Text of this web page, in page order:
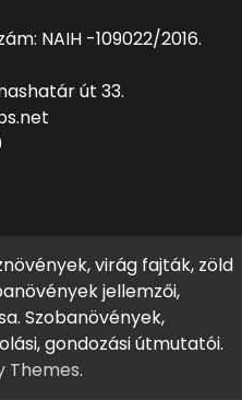
NAIH -109022/2016.
út 33.
virág fajták, zöld
jellemzői,
Szobanövények,
gondozási útmutatói.
Themes.